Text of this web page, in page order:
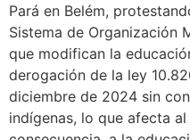
Pará en Belém,
Sistema de Organización
que modifican la
derogación de la ley
diciembre de 2024 sin
indígenas, lo que afecta